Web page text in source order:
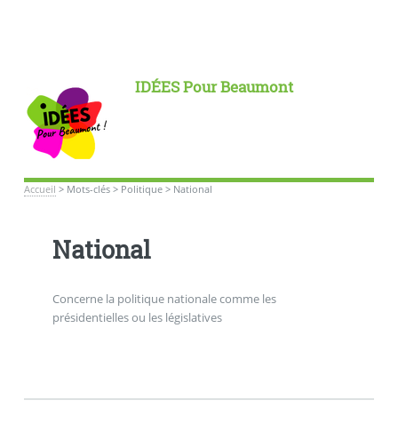
IDÉES Pour Beaumont
Accueil > Mots-clés> Politique> National
National
Concerne la politique nationale comme les
présidentielles ou les législatives